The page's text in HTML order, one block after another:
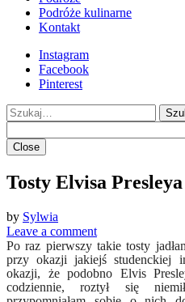
Podróże kulinarne
Kontakt
Instagram
Facebook
Pinterest
Szukaj
Close
Tosty Elvisa Presleya
by Sylwia
Leave a comment
Po raz pierwszy takie tosty
przy okazji jakiejś studenckiej
okazji, że podobno Elvis
codziennie, roztył się